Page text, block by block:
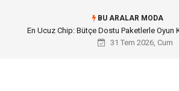
BU ARALAR MODA
Bohem Ev Dekoru Nedir?
31 Tem 2026, Cum